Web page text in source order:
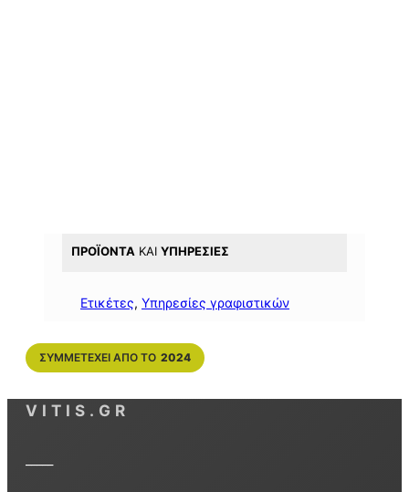
ΠΡΟΪΌΝΤΑ ΚΑΙ ΥΠΗΡΕΣΊΕΣ
Ετικέτες, Υπηρεσίες γραφιστικών
ΣΥΜΜΕΤΈΧΕΙ ΑΠΌ ΤΟ 2024
VITIS.GR